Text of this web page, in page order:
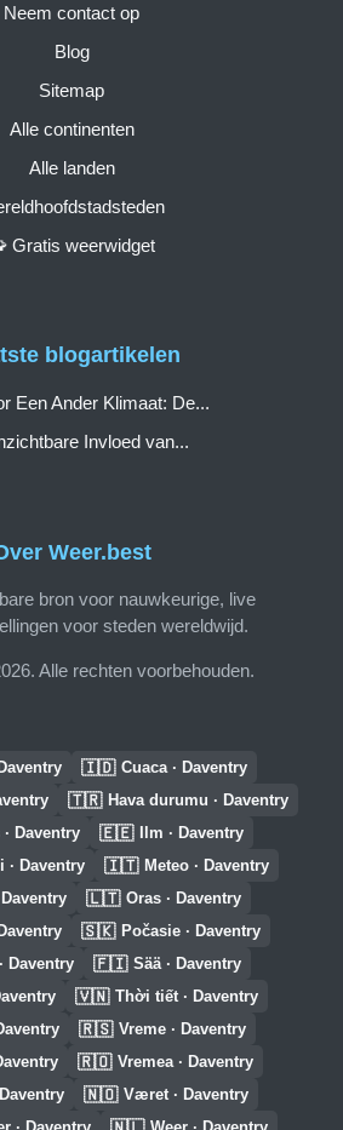
Weer.best
bron voor nauwkeurige, live
voor steden wereldwijd.
Alle rechten voorbehouden.
Neem contact op
Blog
Sitemap
Alle continenten
Alle landen
Gratis weerwidget
blogartikelen
Een Ander Klimaat: De...
Invloed van...
🇮🇩 Cuaca · Daventry
🇹🇷 Hava durumu · Daventry
· Daventry 🇪🇪 Ilm · Daventry
· Daventry 🇮🇹 Meteo · Daventry
Daventry 🇱🇹 Oras · Daventry
🇸🇰 Počasie · Daventry
Daventry 🇫🇮 Sää · Daventry
🇻🇳 Thời tiết · Daventry
🇷🇸 Vreme · Daventry
🇷🇴 Vremea · Daventry
🇳🇴 Været · Daventry